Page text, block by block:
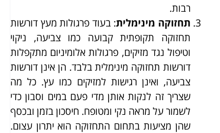
רבות.
תחזוקה מינימלית: בעוד פרגולות מעץ דורשות
תחזוקה תקופתית קבועה כמו צביעה, ניקוי
וטיפול נגד מזיקים, פרגולות אלומיניום מתקפלות
דורשות תחזוקה מינימלית בלבד. הן אינן דורשות
צביעה, ואינן רגישות למזיקים כמו עץ. כל מה
שצריך זה לנקות אותן מדי פעם במים וסבון כדי
לשמור על מראה נקי ומטופח. חיסכון בזמן ובכסף
שהן מציעות בתחום התחזוקה הוא יתרון עצום.